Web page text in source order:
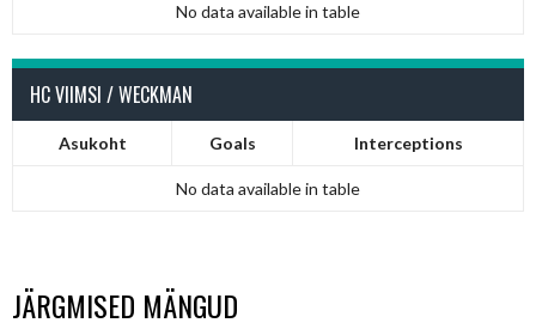
No data available in table
HC VIIMSI / WECKMAN
Asukoht Goals Interceptions
No data available in table
JÄRGMISED MÄNGUD